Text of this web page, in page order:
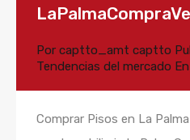
Por captto_amt captto
Tendencias del mercado En
Comprar Pisos en La